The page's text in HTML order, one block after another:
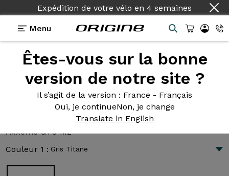
Expédition de votre vélo en 4 semaines
Pays : Français
Menu
Êtes-vous sur la bonne
version de notre site ?
Il s’agit de la version : France - Français
Oui, je continueNon, je change
Translate in English
Présentation
Axxome GTO M2
Axxome GTO M2
Couleur 1 : Gris Titane